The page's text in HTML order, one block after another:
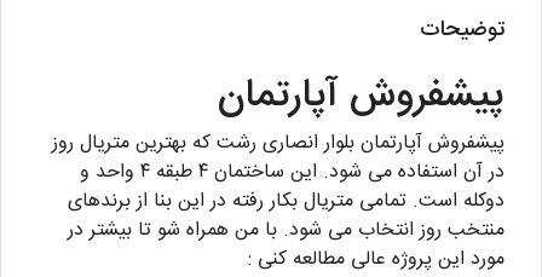
توضیحات
پیشفروش آپارتمان
پیشفروش آپارتمان بلوار انصاری رشت که بهترین متریال روز
در آن استفاده می شود. این ساختمان ۴ طبقه ۴ واحد و
دوکله است. تمامی متریال بکار رفته در این بنا از برندهای
منتخب روز انتخاب می شود. با من همراه شو تا بیشتر در
مورد این پروژه عالی مطالعه کنی :